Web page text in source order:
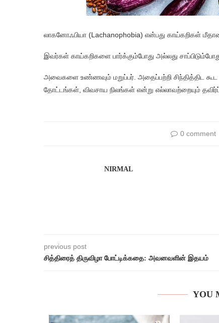
லாகனோஃபியா (Lachanophobia) என்பது காய்கறிகள்
இவர்கள் காய்கறிகளை பார்க்கும்போது அல்லது
அவைகளை உண்ணவும் மறுப்பர். அதைப்பற்றி சிந்தித்திட
தோட்டங்கள், விவசாய நிலங்கள் என்று எல்லாவற்றையும்
0 comment
NIRMAL
previous post
சித்திரைத் திருவிழா போட்டிக்கதை: அவனவளின் இதயம்
YOU